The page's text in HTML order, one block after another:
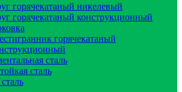
горячекатаный никелевый
горячекатаный конструкционный
горячекатаный
сталь
сталь